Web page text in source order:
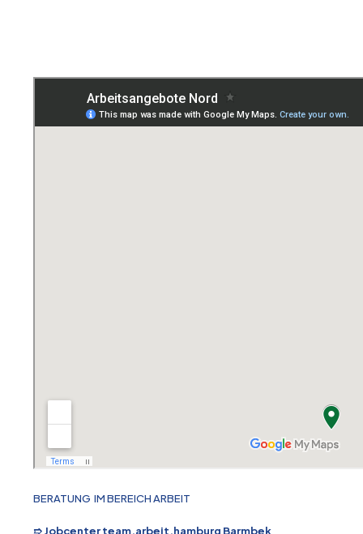
BERATUNG IM BEREICH ARBEIT
➱ Jobcenter team.arbeit.hamburg Barmbek